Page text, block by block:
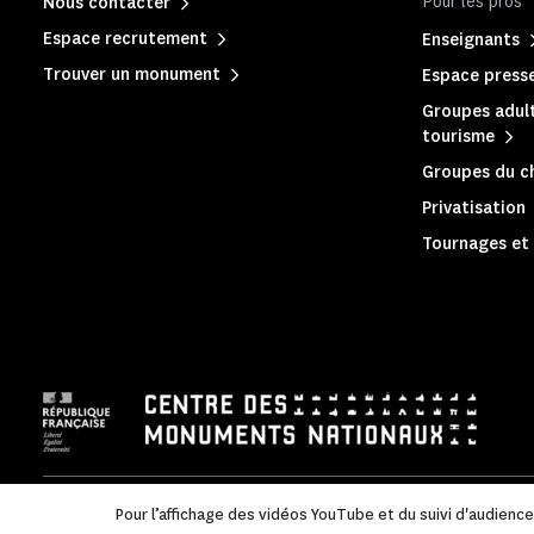
Enseignants
Espace
Groupes
tourisme
Groupes du
Privatisation
Tournages
Espace recrutement
Trouver un monument
Mentions légales | Politique de confidentialité |
Pour l’affichage des vidéos YouTube et du suivi